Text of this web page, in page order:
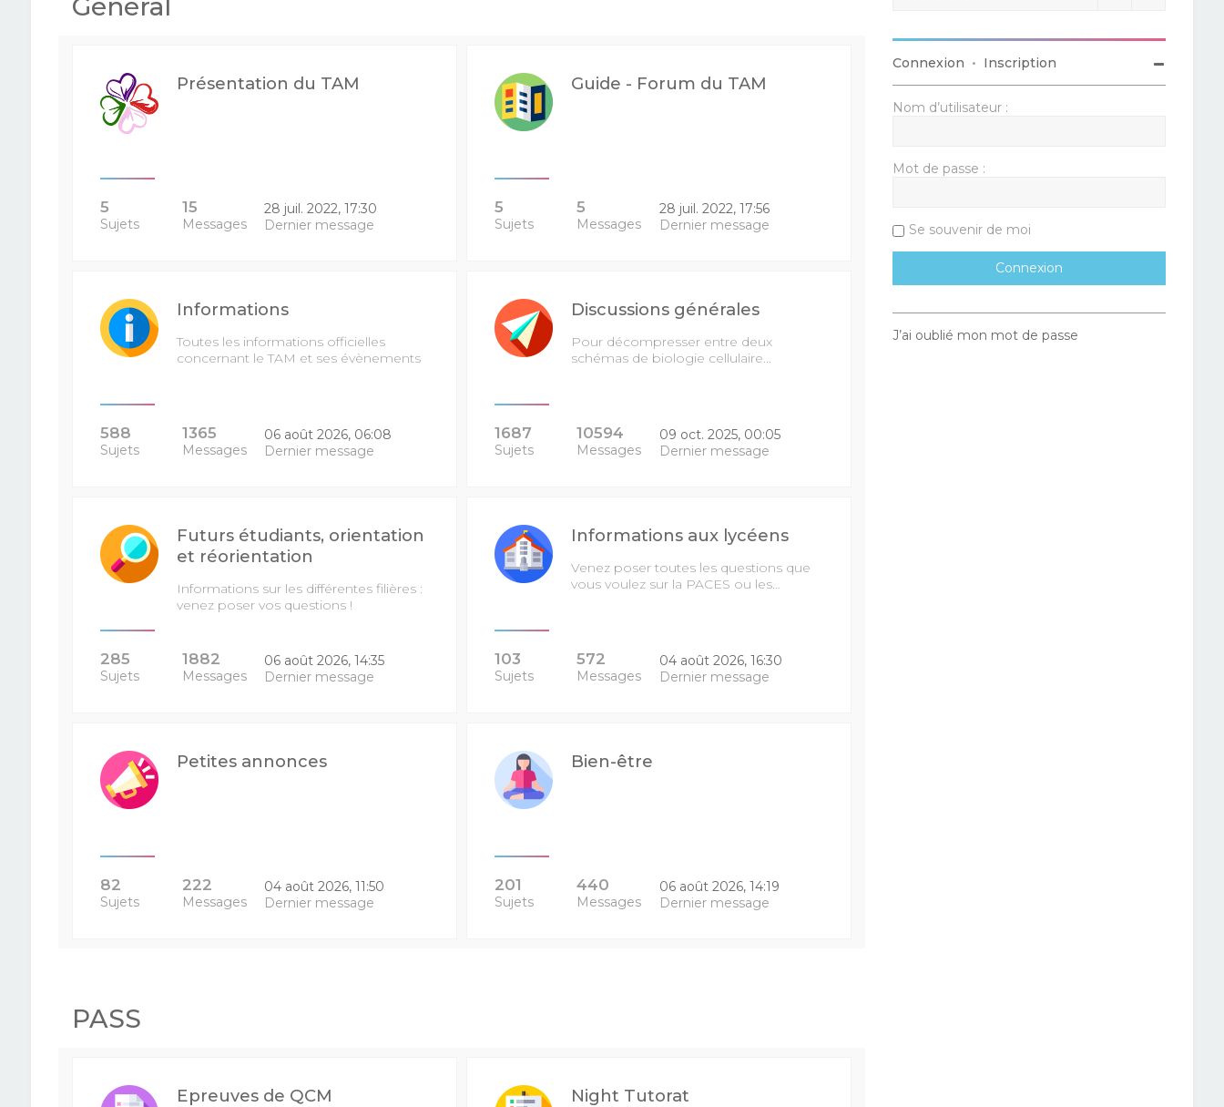
Général
Présentation du TAM
5
Sujets
15
Messages
28 juil. 2022, 17:30
Dernier message
Guide - Forum du TAM
5
Sujets
5
Messages
28 juil. 2022, 17:56
Dernier message
Informations
Toutes les informations officielles
concernant le TAM et ses évènements
588
Sujets
1365
Messages
06 août 2026, 06:08
Dernier message
Discussions générales
Pour décompresser entre deux
schémas de biologie cellulaire...
1687
Sujets
10594
Messages
09 oct. 2025, 00:05
Dernier message
Futurs étudiants, orientation
et réorientation
Informations sur les différentes filières :
venez poser vos questions !
285
Sujets
1882
Messages
06 août 2026, 14:35
Dernier message
Informations aux lycéens
Venez poser toutes les questions que
vous voulez sur la PACES ou les…
103
Sujets
572
Messages
04 août 2026, 16:30
Dernier message
Petites annonces
82
Sujets
222
Messages
04 août 2026, 11:50
Dernier message
Bien-être
201
Sujets
440
Messages
06 août 2026, 14:19
Dernier message
PASS
Epreuves de QCM Night Tutorat
Connexion • Inscription
Nom d’utilisateur :
Mot de passe :
Se souvenir de moi
J’ai oublié mon mot de passe